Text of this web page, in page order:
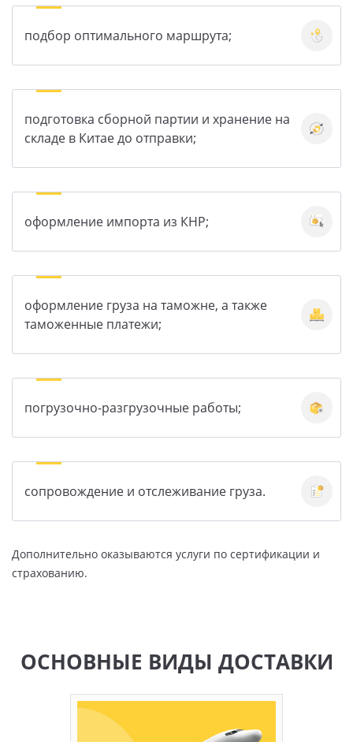
подбор оптимального маршрута;
подготовка сборной партии и хранение на
складе в Китае до отправки;
оформление импорта из КНР;
оформление груза на таможне, а также
таможенные платежи;
погрузочно-разгрузочные работы;
сопровождение и отслеживание груза.
Дополнительно оказываются услуги по сертификации и
страхованию.
ОСНОВНЫЕ ВИДЫ ДОСТАВКИ